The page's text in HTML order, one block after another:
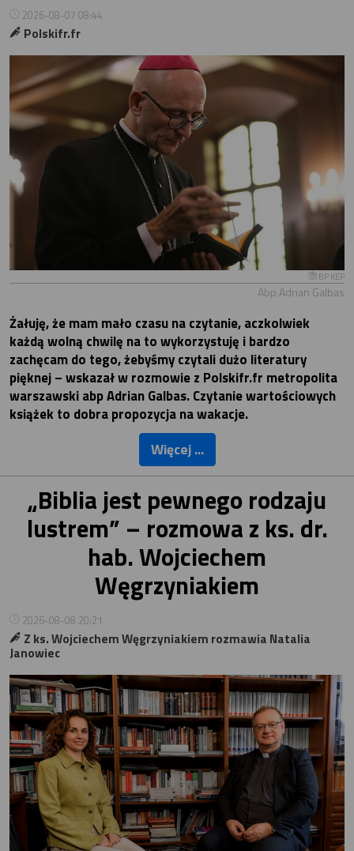
2026-08-07 08:44
Polskifr.fr
BP KEP
Abp Adrian Galbas
Żałuję, że mam mało czasu na czytanie, aczkolwiek
każdą wolną chwilę na to wykorzystuję i bardzo
zachęcam do tego, żebyśmy czytali dużo literatury
pięknej – wskazał w rozmowie z Polskifr.fr metropolita
warszawski abp Adrian Galbas. Czytanie wartościowych
książek to dobra propozycja na wakacje.
Więcej ...
„Biblia jest pewnego rodzaju
lustrem” – rozmowa z ks. dr.
hab. Wojciechem
Węgrzyniakiem
2026-08-08 20:21
Z ks. Wojciechem Węgrzyniakiem rozmawia Natalia
Janowiec